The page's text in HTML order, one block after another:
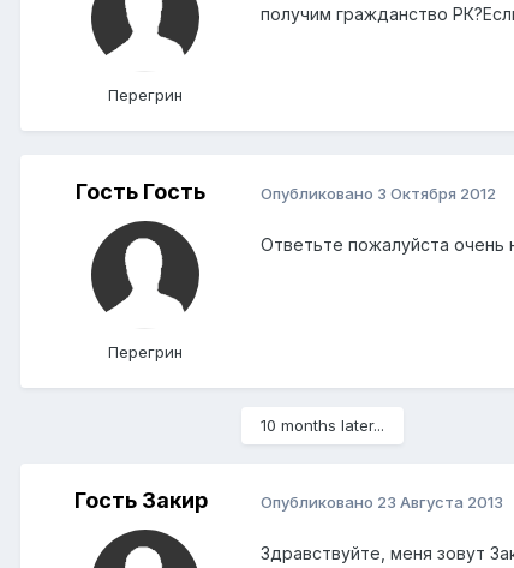
Перегрин
получим гражданство
Гость Гость
Перегрин
Опубликовано 3 Октября 2012
Ответьте пожалуйста
10 months later...
Гость Закир Опубликовано 23 Августа 2013
Здравствуйте, меня зовут